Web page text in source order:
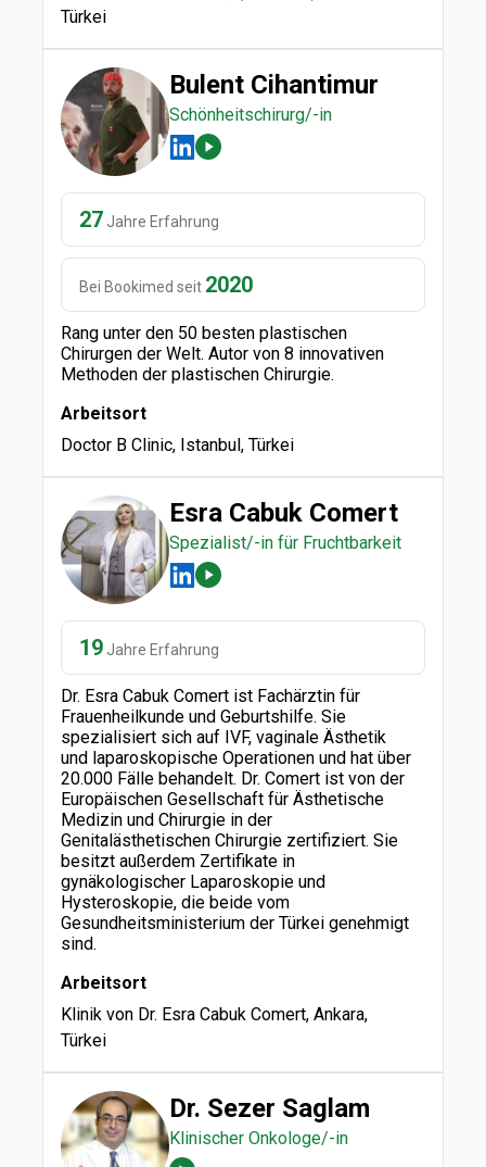
Türkei
Bulent Cihantimur
Schönheitschirurg/-in
27 Jahre Erfahrung
Bei Bookimed seit 2020
Rang unter den 50 besten plastischen
Chirurgen der Welt. Autor von 8 innovativen
Methoden der plastischen Chirurgie.
Arbeitsort
Doctor B Clinic, Istanbul, Türkei
Esra Cabuk Comert
Spezialist/-in für Fruchtbarkeit
19 Jahre Erfahrung
Dr. Esra Cabuk Comert ist Fachärztin für
Frauenheilkunde und Geburtshilfe. Sie
spezialisiert sich auf IVF, vaginale Ästhetik
und laparoskopische Operationen und hat über
20.000 Fälle behandelt. Dr. Comert ist von der
Europäischen Gesellschaft für Ästhetische
Medizin und Chirurgie in der
Genitalästhetischen Chirurgie zertifiziert. Sie
besitzt außerdem Zertifikate in
gynäkologischer Laparoskopie und
Hysteroskopie, die beide vom
Gesundheitsministerium der Türkei genehmigt
sind.
Arbeitsort
Klinik von Dr. Esra Cabuk Comert, Ankara,
Türkei
Dr. Sezer Saglam
Klinischer Onkologe/-in